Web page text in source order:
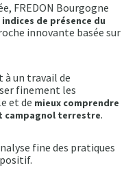
FREDON Bourgogne
de présence du
innovante basée sur
à un travail de
finement les
et de mieux comprendre
campagnol terrestre.
fine des pratiques